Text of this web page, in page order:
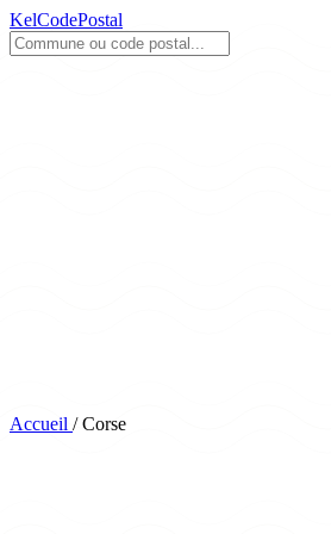
KelCodePostal
Accueil / Corse